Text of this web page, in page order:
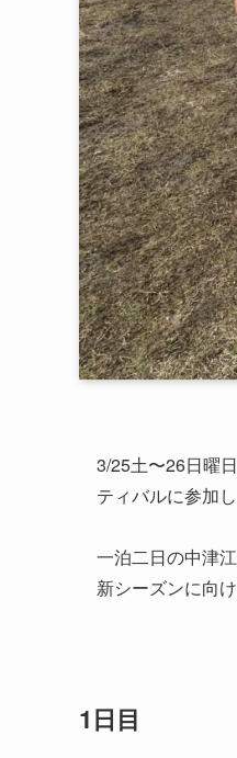
3/25土〜26日曜
ティバルに参加し
一泊二日の中津江
新シーズンに向
1日目